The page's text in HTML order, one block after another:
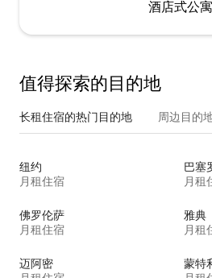
酒店式公寓
值得探索的目的地
长租住宿的热门目的地 周边目的
纽约
月租住宿
巴塞
月租
佛罗伦萨
月租住宿
雅典
月租
迈阿密
蒙特